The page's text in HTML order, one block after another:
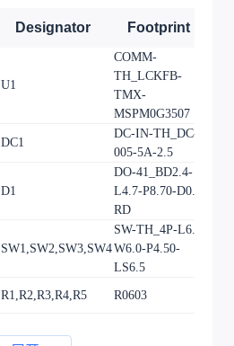
Designator Footprint
U1
COMM-
TH_LCKFB-
TMX-
MSPM0G3507
DC1
DC-IN-TH_DC-
005-5A-2.5
D1
DO-41_BD2.4-
L4.7-P8.70-D0.8-
RD
SW1,SW2,SW3,SW4
SW-TH_4P-L6.0-
W6.0-P4.50-
LS6.5
R1,R2,R3,R4,R5 R0603